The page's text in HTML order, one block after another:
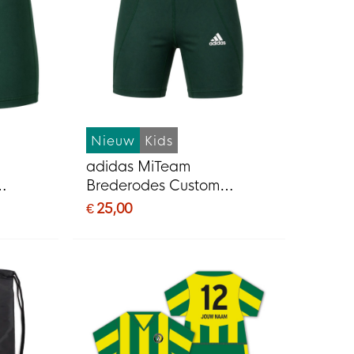
25
Nieuw Kids
adidas MiTeam
Brederodes Custom
ondershort Kids 24-25
€ 25,00